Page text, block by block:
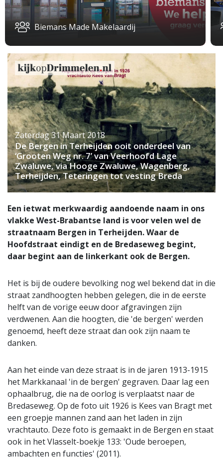
Biemans Made Makelaardij
Zaterdag 31 Maart 2018
De Bergen in Terheijden ooit onderdeel van
‘Grooten Weg nr. 7’ van Veerhoofd Lage
Zwaluwe, via Hooge Zwaluwe, Wagenberg,
Terheijden, Teteringen tot vesting Breda
Een ietwat merkwaardig aandoende naam in ons
vlakke West-Brabantse land is voor velen wel de
straatnaam Bergen in Terheijden. Waar de
Hoofdstraat eindigt en de Bredaseweg begint,
daar begint aan de linkerkant ook de Bergen.
Het is bij de oudere bevolking nog wel bekend dat in die
straat zandhoogten hebben gelegen, die in de eerste
helft van de vorige eeuw door afgravingen zijn
verdwenen. Aan die hoogten, die 'de bergen' werden
genoemd, heeft deze straat dan ook zijn naam te
danken.
Aan het einde van deze straat is in de jaren 1913-1915
het Markkanaal 'in de bergen' gegraven. Daar lag een
ophaalbrug, die na de oorlog is verplaatst naar de
Bredaseweg. Op de foto uit 1926 is Kees van Bragt met
een groepje mannen zand aan het laden in zijn
vrachtauto. Deze foto is gemaakt in de Bergen en staat
ook in het Vlasselt-boekje 133: 'Oude beroepen,
ambachten en functies' (2011).